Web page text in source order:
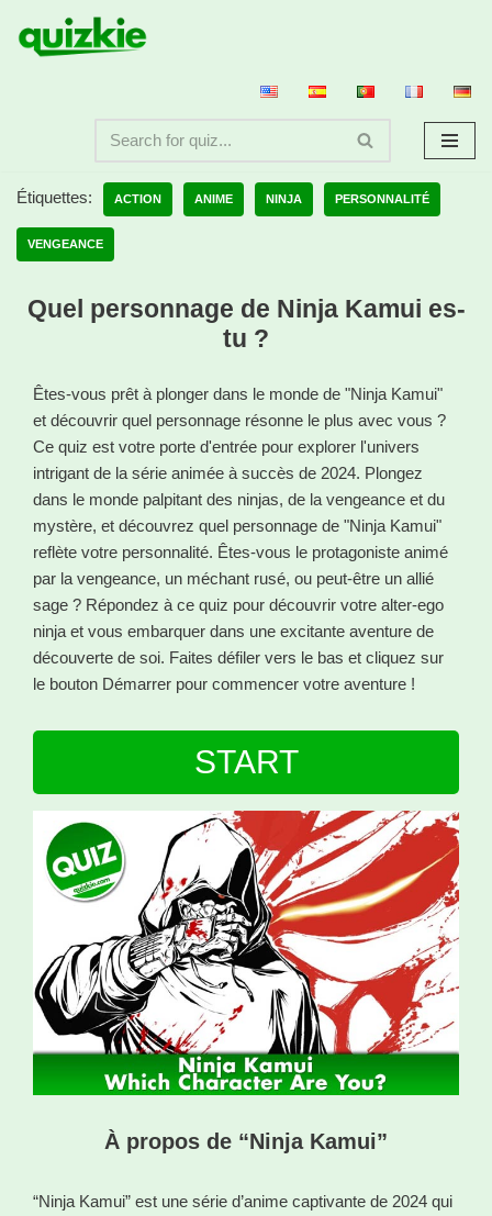
Aller
Étiquettes: ACTION ANIME NINJA PERSONNALITÉ
VENGEANCE
Quel personnage de Ninja Kamui es-
tu ?
Êtes-vous prêt à plonger dans le monde de "Ninja Kamui"
et découvrir quel personnage résonne le plus avec vous ?
Ce quiz est votre porte d'entrée pour explorer l'univers
intrigant de la série animée à succès de 2024. Plongez
dans le monde palpitant des ninjas, de la vengeance et du
mystère, et découvrez quel personnage de "Ninja Kamui"
reflète votre personnalité. Êtes-vous le protagoniste animé
par la vengeance, un méchant rusé, ou peut-être un allié
sage ? Répondez à ce quiz pour découvrir votre alter-ego
ninja et vous embarquer dans une excitante aventure de
découverte de soi. Faites défiler vers le bas et cliquez sur
le bouton Démarrer pour commencer votre aventure !
START
À propos de “Ninja Kamui”
“Ninja Kamui” est une série d’anime captivante de 2024 qui